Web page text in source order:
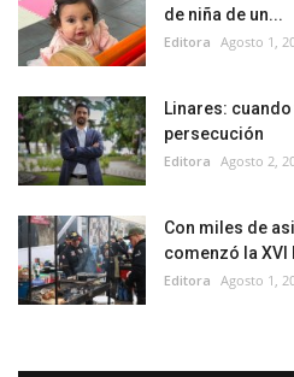
de niña de un...
Editora Agosto 1,
Linares:
persecución
Editora Agosto 2,
Con miles de
comenzó la XVI
Editora Agosto 1,